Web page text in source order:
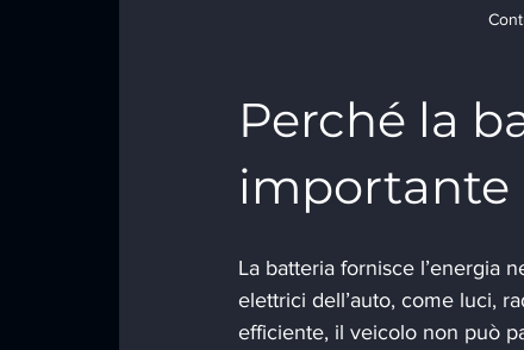
Perché la
importante
La batteria fornisce l’energia
elettrici dell’auto, come luci,
efficiente, il veicolo non può